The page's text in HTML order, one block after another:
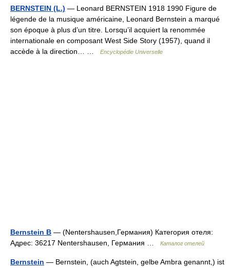
BERNSTEIN (L.) — Leonard BERNSTEIN 1918 1990 Figure de
légende de la musique américaine, Leonard Bernstein a marqué
son époque à plus d’un titre. Lorsqu’il acquiert la renommée
internationale en composant West Side Story (1957), quand il
accède à la direction… …
Encyclopédie Universelle
Bernstein B — (Nentershausen,Германия) Категория отеля:
Адрес: 36217 Nentershausen, Германия …
Каталог отелей
Bernstein — Bernstein, (auch Agtstein, gelbe Ambra genannt,) ist